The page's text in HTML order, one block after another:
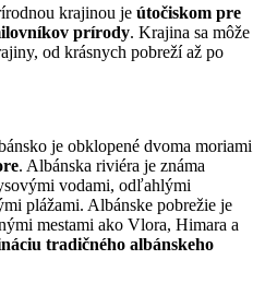
krajinou je útočiskom pre
prírody. Krajina sa môže
od krásnych pobreží až po
je obklopené dvoma moriami
. Albánska riviéra je známa
vodami, odľahlými
plážami. Albánske pobrežie je
mestami ako Vlora, Himara a
tradičného albánskeho